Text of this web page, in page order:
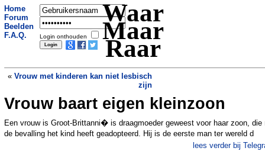
Home
Forum
Beelden
F.A.Q.
Login onthouden
Waar
Maar
Raar
« Vrouw met kinderen kan niet lesbisch
zijn
23 km/u te hard: dat is dan 54.000 euro,
alstublieft»
Vrouw baart eigen kleinzoon
Een vrouw is Groot-Brittanni� is draagmoeder geweest voor haar zoon, die
de bevalling het kind heeft geadopteerd. Hij is de eerste man ter wereld d
lees verder bij